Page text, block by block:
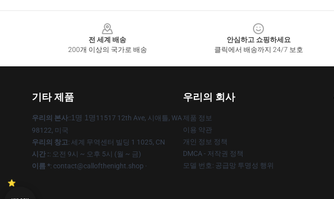
전 세계 배송
200개 이상의 국가로 배송
안심하고 쇼핑하세요
클릭에서 배송까지 24/7 보호
기타 제품
우리의 본사::1명 1명11517 12th Ave, 시애틀, WA
98122, 미국
우리의 창고: 세계 무역센터 빌딩 1 1025, CN
시간 :: 오전 9시 ~ 오후 5시 (월 ~ 금)
이름 *: contact@callofthenight.shop ·
우리의 회사
제품 정보
이용 약관
개인 정보 정책
DMCA - 저작권 정책
모델 번호: 공급망 투명성 행위